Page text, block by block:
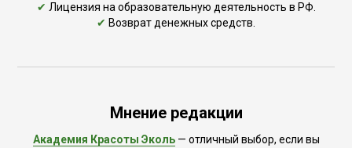
✔ Лицензия на образовательную деятельность в РФ.
✔ Возврат денежных средств.
Мнение редакции
Академия Красоты Эколь— отличный выбор, если вы